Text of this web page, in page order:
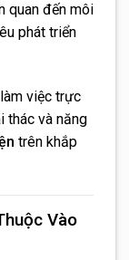
quan đến môi
phát triển
việc trực
thác và năng
trên khắp
Vào